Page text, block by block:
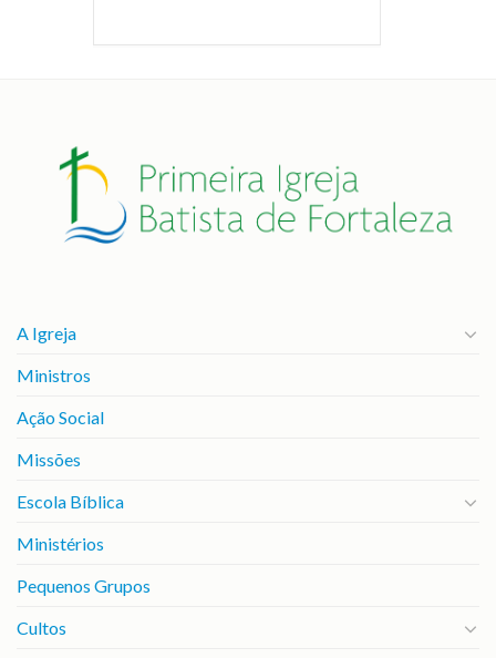
A Igreja
Ministros
Ação Social
Missões
Escola Bíblica
Ministérios
Pequenos Grupos
Cultos